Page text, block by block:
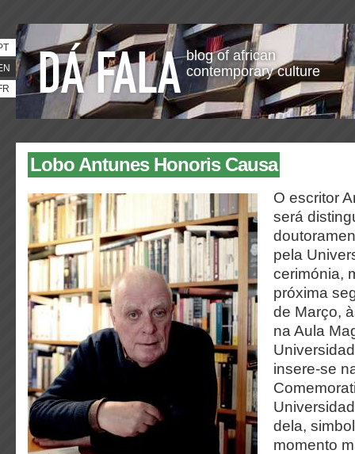
blog of african
contemporary culture
Lobo Antunes Honoris Causa
O escritor
será
pela
cerimónia,
próxima
de Março,
na Aula
insere-se
dela,
momento